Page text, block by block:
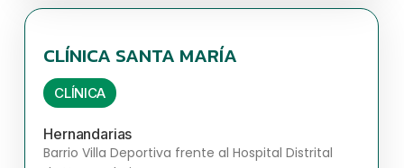
CLÍNICA SANTA MARÍA
CLÍNICA
Hernandarias
Barrio Villa Deportiva frente al Hospital Distrital